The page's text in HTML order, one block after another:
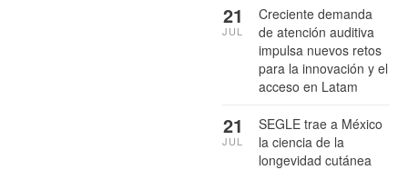
Creciente demanda
de atención auditiva
impulsa nuevos retos
para la innovación y el
acceso en Latam
21
JUL
SEGLE trae a México
la ciencia de la
longevidad cutánea
21
JUL